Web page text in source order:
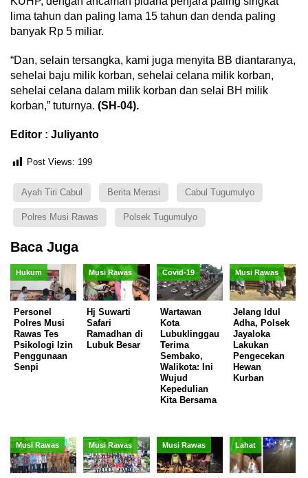
lima tahun dan paling lama 15 tahun dan denda paling
banyak Rp 5 miliar.
“Dan, selain tersangka, kami juga menyita BB diantaranya,
sehelai baju milik korban, sehelai celana milik korban,
sehelai celana dalam milik korban dan selai BH milik
korban,” tuturnya. (SH-04).
Editor : Juliyanto
Post Views: 199
Ayah Tiri Cabul Berita Merasi Cabul Tugumulyo
Polres Musi Rawas Polsek Tugumulyo
Baca Juga
Hukum
Personel
Polres Musi
Rawas Tes
Psikologi Izin
Penggunaan
Senpi
Musi Rawas
Hj Suwarti
Safari
Ramadhan di
Lubuk Besar
Covid-19
Wartawan
Kota
Lubuklinggau
Terima
Sembako,
Walikota: Ini
Wujud
Kepedulian
Kita Bersama
Musi Rawas
Jelang Idul
Adha, Polsek
Jayaloka
Lakukan
Pengecekan
Hewan
Kurban
Musi Rawas Musi Rawas Musi Rawas Lahat